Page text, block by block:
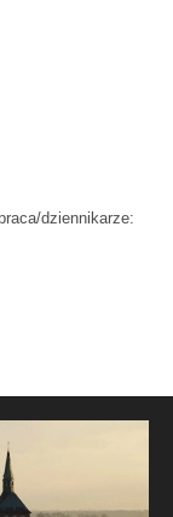
dziennikarze: